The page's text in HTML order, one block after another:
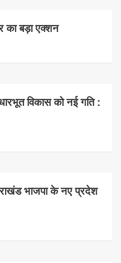
का बड़ा एक्शन
विकास को नई गति :
भाजपा के नए प्रदेश